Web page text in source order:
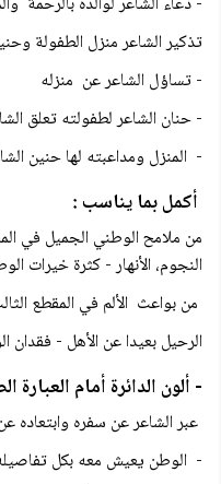
تذكير الشاعر منزل الطفولة
- تساؤل الشاعر عن منزله
- حنان الشاعر لطفولته تعلق
- المنزل ومداعبته لها حنين
أكمل بما يناسب :
من ملامح الوطني الجميل في
النجوم، الأنهار - كثرة خيرات
من بواعث الألم في المقطع
الرحيل بعيدا عن الأهل - فقدان
- ألون الدائرة أمام
عبر الشاعر عن سفره وابتعاده
- الوطن يعيش معه بكل